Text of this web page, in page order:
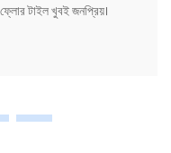
টাইল খুবই জনপ্রিয়।